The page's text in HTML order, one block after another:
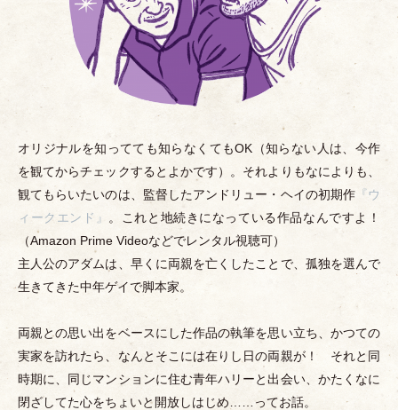
オリジナルを知ってても知らなくてもOK （知らない人は、今作
を観てからチェックするとよかです）
。それよりもなによりも、
観てもらいたいのは、監督したアンドリュー ・ ヘイの初期作『ウ
ィークエンド』
。これと地続きになっている作品なんですよ！
（Amazon Prime Videoなどでレンタル視聴可）
主人公のアダムは、早くに両親を亡くしたことで、孤独を選んで
生きてきた中年ゲイで脚本家。
両親との思い出をベースにした作品の執筆を思い立ち、かつての
実家を訪れたら、なんとそこには在りし日の両親が！ それと同
時期に、同じマンションに住む青年ハリーと出会い、かたくなに
閉ざしてた心をちょいと開放しはじめ……ってお話。